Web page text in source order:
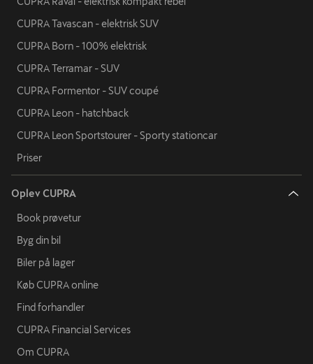
CUPRA Tavascan - elektrisk SUV
CUPRA Born - 100% elektrisk
CUPRA Terramar - SUV
CUPRA Formentor - SUV coupé
CUPRA Leon - hatchback
CUPRA Leon Sportstourer - Sporty stationcar
Priser
Oplev CUPRA
Book prøvetur
Byg din bil
Biler på lager
Køb CUPRA online
Find forhandler
CUPRA Financial Services
Om CUPRA